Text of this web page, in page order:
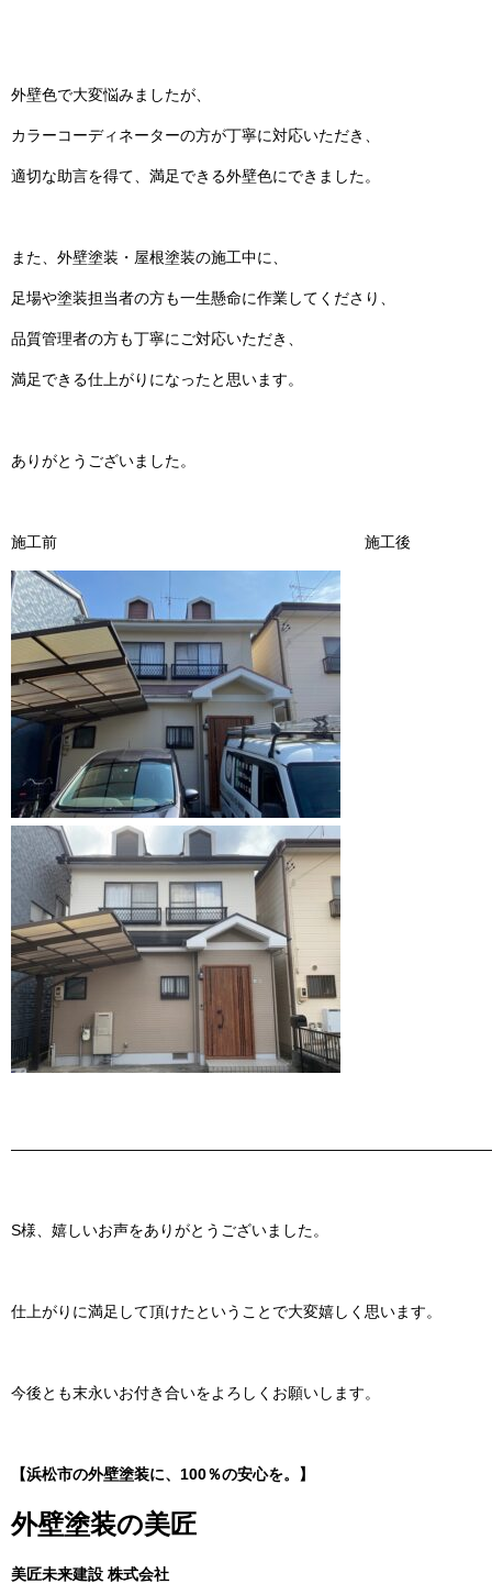
外壁色で大変悩みましたが、
カラーコーディネーターの方が丁寧に対応いただき、
適切な助言を得て、満足できる外壁色にできました。
また、外壁塗装・屋根塗装の施工中に、
足場や塗装担当者の方も一生懸命に作業してくださり、
品質管理者の方も丁寧にご対応いただき、
満足できる仕上がりになったと思います。
ありがとうございました。
施工前 施工後
S様、嬉しいお声をありがとうございました。
仕上がりに満足して頂けたということで大変嬉しく思います。
今後とも末永いお付き合いをよろしくお願いします。
【浜松市の外壁塗装に、100％の安心を。】
外壁塗装の美匠
美匠未来建設 株式会社